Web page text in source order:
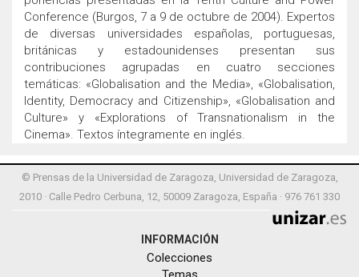
Conference (Burgos, 7 a 9 de octubre de 2004). Expertos
de diversas universidades españolas, portuguesas,
británicas y estadounidenses presentan sus
contribuciones agrupadas en cuatro secciones
temáticas: «Globalisation and the Media», «Globalisation,
Identity, Democracy and Citizenship», «Globalisation and
Culture» y «Explorations of Transnationalism in the
Cinema». Textos íntegramente en inglés.
© Prensas de la Universidad de Zaragoza, Universidad de Zaragoza,
2010 · Calle Pedro Cerbuna, 12, 50009 Zaragoza, España · 976 761 330
INFORMACIÓN
Colecciones